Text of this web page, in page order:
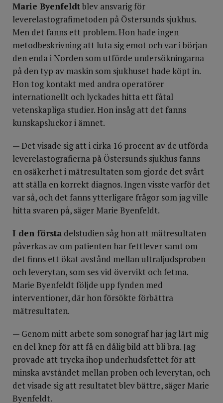
Marie Byenfeldtblev ansvarig för
leverelastografimetoden på Östersunds sjukhus.
Men det fanns ett problem. Hon hade ingen
metodbeskrivning att luta sig emot och var i början
den enda i Norden som utförde undersökningarna
på den typ av maskin som sjukhuset hade köpt in.
Hon tog kontakt med andra operatörer
internationellt och lyckades hitta ett fåtal
vetenskapliga studier. Hon insåg att det fanns
kunskapsluckor i ämnet.
— Det visade sig att i cirka 16 procent av de utförda
leverelastografierna på Östersunds sjukhus fanns
en osäkerhet i mätresultaten som gjorde det svårt
att ställa en korrekt diagnos. Ingen visste varför det
var så, och det fanns ytterligare frågor som jag ville
hitta svaren på, säger Marie Byenfeldt.
I den första delstudien såg hon att mätresultaten
påverkas av om patienten har fettlever samt om
det finns ett ökat avstånd mellan ultraljudsproben
och leverytan, som ses vid övervikt och fetma.
Marie Byenfeldt följde upp fynden med
interventioner, där hon försökte förbättra
mätresultaten.
— Genom mitt arbete som sonograf har jag lärt mig
en del knep för att få en dålig bild att bli bra. Jag
provade att trycka ihop underhudsfettet för att
minska avståndet mellan proben och leverytan, och
det visade sig att resultatet blev bättre, säger Marie
Byenfeldt.